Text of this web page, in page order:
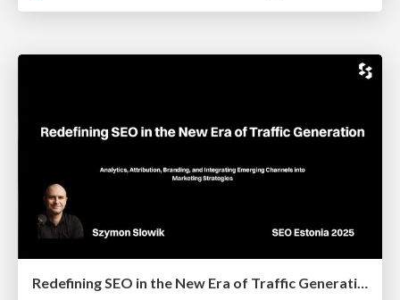
Redefining SEO in the New Era of Traffic Generation